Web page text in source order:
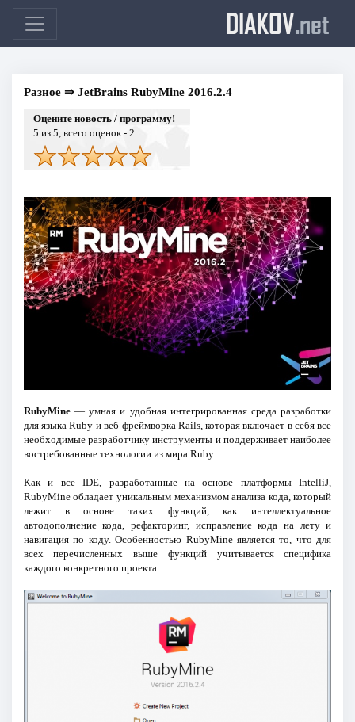
DIAKOV.net
Разное⇒ JetBrains RubyMine 2016.2.4
Оцените новость / программу!
5 из 5, всего оценок - 2
RubyMine— умная и удобная интегрированная среда разработки
для языка Ruby и веб-фреймворка Rails, которая включает в себя все
необходимые разработчику инструменты и поддерживает наиболее
востребованные технологии из мира Ruby.
Как и все IDE, разработанные на основе платформы IntelliJ,
RubyMine обладает уникальным механизмом анализа кода, который
лежит в основе таких функций, как интеллектуальное
автодополнение кода, рефакторинг, исправление кода на лету и
навигация по коду. Особенностью RubyMine является то, что для
всех перечисленных выше функций учитывается специфика
каждого конкретного проекта.